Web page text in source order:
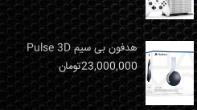
هدفون بی سیم Pulse 3D
23,000,000تومان